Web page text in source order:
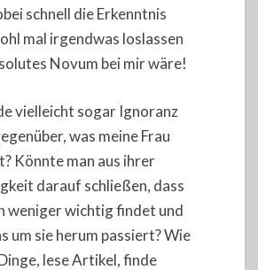
schnell die Erkenntnis
mal irgendwas loslassen
Novum bei mir wäre!
vielleicht sogar Ignoranz
was meine Frau
Könnte man aus ihrer
darauf schließen, dass
weniger wichtig findet und
um sie herum passiert? Wie
lese Artikel, finde